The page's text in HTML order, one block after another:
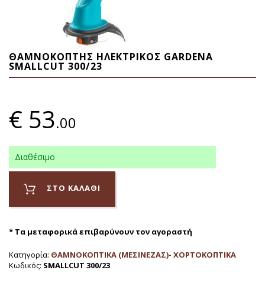
ΘΑΜΝΟΚΟΠΤΗΣ ΗΛΕΚΤΡΙΚΟΣ GARDENA
SMALLCUT 300/23
€ 53.00
Διαθέσιμο
ΣΤΟ ΚΑΛΑΘΙ
* Τα μεταφορικά επιβαρύνουν τον αγοραστή
Κατηγορία: ΘΑΜΝΟΚΟΠΤΙΚΑ (ΜΕΣΙΝΕΖΑΣ)- ΧΟΡΤΟΚΟΠΤΙΚΑ
Κωδικός: SMALLCUT 300/23